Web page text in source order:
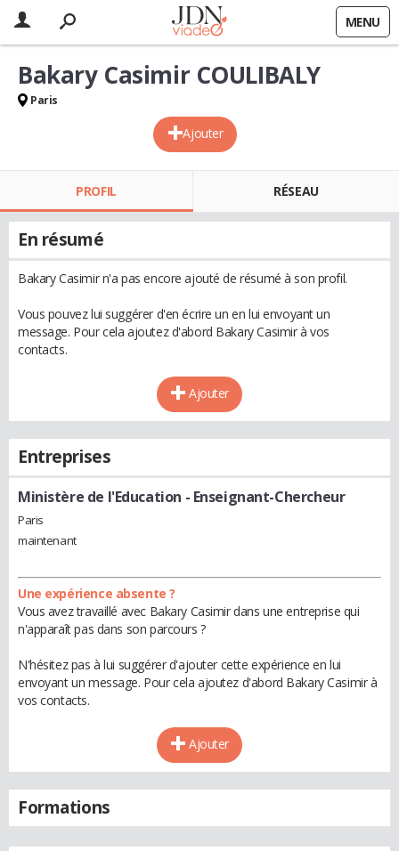
MENU
Ajouter
Bakary Casimir COULIBALY
Paris
PROFIL RÉSEAU
En résumé
Bakary Casimir n'a pas encore ajouté de résumé à son profil.
Vous pouvez lui suggérer d'en écrire un en lui envoyant un
message. Pour cela ajoutez d'abord Bakary Casimir à vos
contacts.
Ajouter
Entreprises
Ministère de l'Education - Enseignant-Chercheur
Paris
maintenant
Une expérience absente ?
Vous avez travaillé avec Bakary Casimir dans une entreprise qui
n'apparaît pas dans son parcours ?
N'hésitez pas à lui suggérer d'ajouter cette expérience en lui
envoyant un message. Pour cela ajoutez d'abord Bakary Casimir à
vos contacts.
Ajouter
Formations